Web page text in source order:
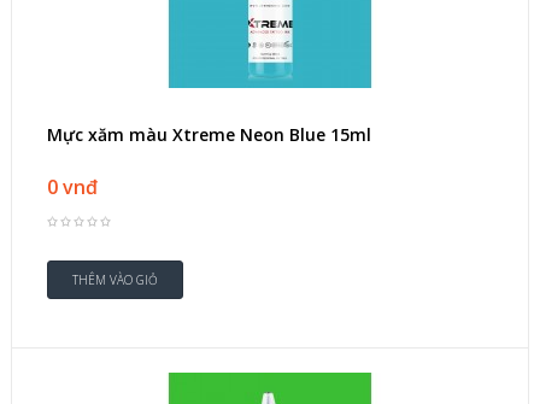
Mực xăm màu Xtreme Neon Blue 15ml
0 vnđ